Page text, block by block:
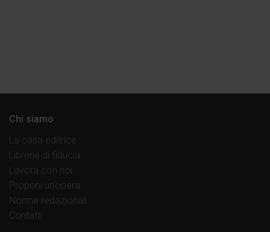
Chi siamo
La casa editrice
Librerie di fiducia
Lavora con noi
Proponi un’opera
Norme redazionali
Contatti